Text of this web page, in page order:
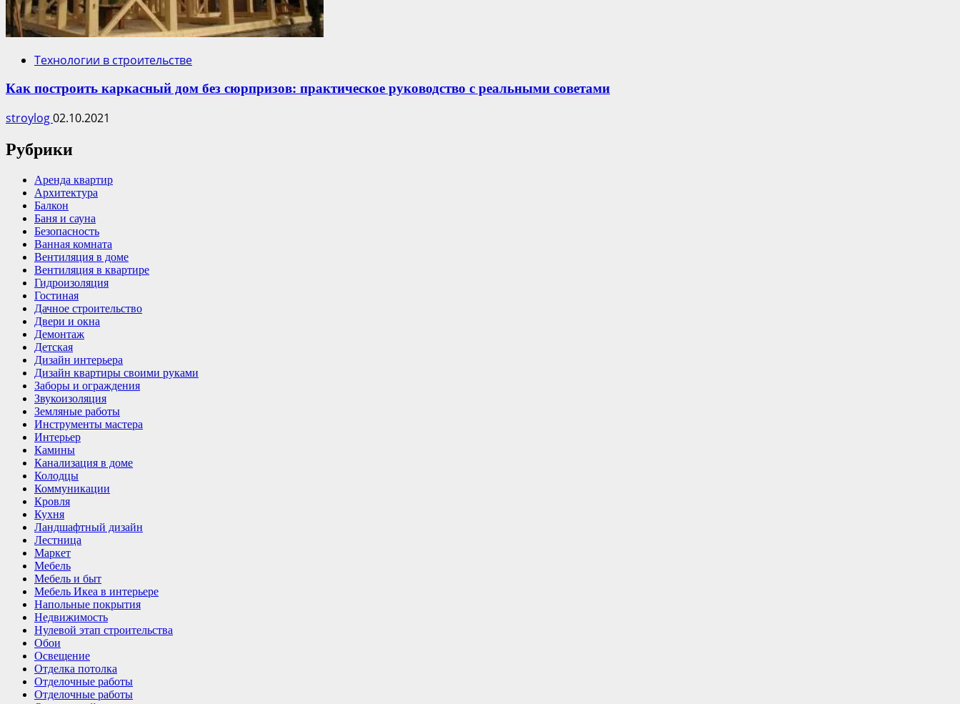
Технологии в строительстве
Как построить каркасный дом без сюрпризов: практическое руководство с реальными советами
stroylog02.10.2021
Рубрики
Аренда квартир
Архитектура
Балкон
Баня и сауна
Безопасность
Ванная комната
Вентиляция в доме
Вентиляция в квартире
Гидроизоляция
Гостиная
Дачное строительство
Двери и окна
Демонтаж
Детская
Дизайн интерьера
Дизайн квартиры своими руками
Заборы и ограждения
Звукоизоляция
Земляные работы
Инструменты мастера
Интерьер
Камины
Канализация в доме
Колодцы
Коммуникации
Кровля
Кухня
Ландшафтный дизайн
Лестница
Маркет
Мебель
Мебель и быт
Мебель Икеа в интерьере
Напольные покрытия
Недвижимость
Нулевой этап строительства
Обои
Освещение
Отделка потолка
Отделочные работы
Отделочные работы